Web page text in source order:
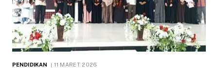
PENDIDIKAN 11 MARET 2026